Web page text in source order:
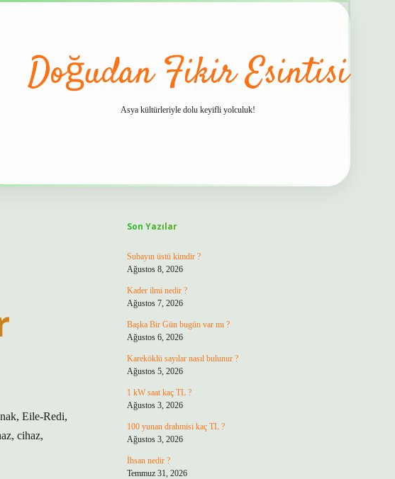
Doğudan Fikir Esintisi
Asya kültürleriyle dolu keyifli yolculuk!
Eile-Redi,
cihaz,
Son Yazılar
Subayın üstü kimdir ?
Ağustos 8, 2026
Kader ilmi nedir ?
Ağustos 7, 2026
Başka Bir Gün bugün var mı ?
Ağustos 6, 2026
Kareköklü sayılar nasıl bulunur ?
Ağustos 5, 2026
1 kW saat kaç TL ?
Ağustos 3, 2026
100 yunan drahmisi kaç TL ?
Ağustos 3, 2026
İhsan nedir ?
Temmuz 31, 2026